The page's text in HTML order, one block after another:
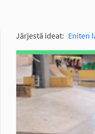
Järjestä ideat: Eniten